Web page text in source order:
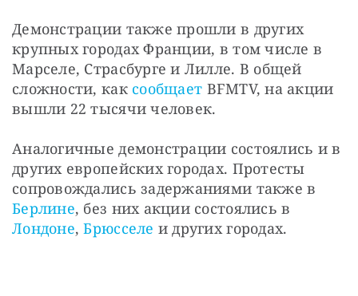
Демонстрации также прошли в других
крупных городах Франции, в том числе в
Марселе, Страсбурге и Лилле. В общей
сложности, как сообщает BFMTV, на акции
вышли 22 тысячи человек.
Аналогичные демонстрации состоялись и в
других европейских городах. Протесты
Берлине
Лондоне, Брюсселе и других городах.